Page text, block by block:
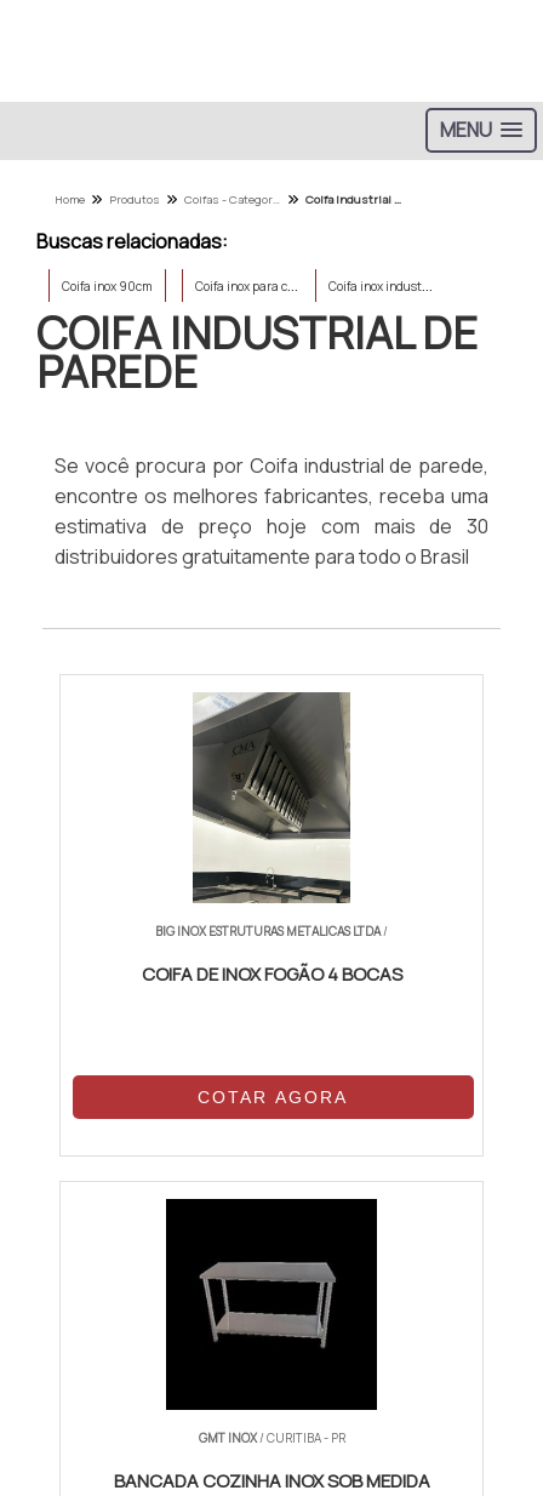
MENU
Home Produtos Coifas - Categoria Coifa industrial de parede
Buscas relacionadas:
Coifa inox 90cm C
oifa inox para cozinha industrial C
oifa inox industrial
COIFA INDUSTRIAL DE
PAREDE
Se você procura por Coifa industrial de parede,
encontre os melhores fabricantes, receba uma
estimativa de preço hoje com mais de 30
distribuidores gratuitamente para todo o Brasil
BIG INOX ESTRUTURAS METALICAS LTDA/
COIFA DE INOX FOGÃO 4 BOCAS
COTAR AGORA
GMT INOX/ CURITIBA - PR
BANCADA COZINHA INOX SOB MEDIDA